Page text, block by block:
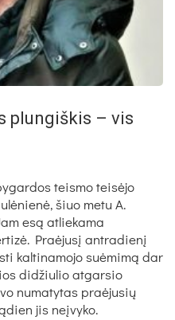
plungiškis – vis
teismo teisėjo
šiuo metu A.
esą atliekama
Praėjusį antradienį
kaltinamojo suėmimą dar
didžiulio atgarsio
numatytas praėjusių
jis neįvyko.